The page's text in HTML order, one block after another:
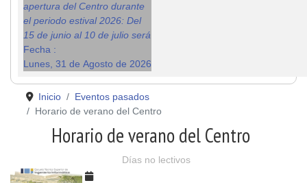
apertura del Centro durante
el periodo estival 2026: Del
15 de junio al 10 de julio será
Fecha :
Lunes, 31 de Agosto de 2026
Inicio
Eventos pasados
Horario de verano del Centro
Horario de verano del Centro
Días no lectivos